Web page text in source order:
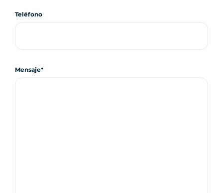
Teléfono
Mensaje